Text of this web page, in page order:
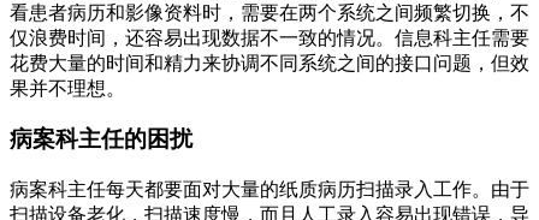
看患者病历和影像资料时，需要在两个系统之间频繁切换，不
仅浪费时间，还容易出现数据不一致的情况。信息科主任需要
花费大量的时间和精力来协调不同系统之间的接口问题，但效
果并不理想。
病案科主任的困扰
病案科主任每天都要面对大量的纸质病历扫描录入工作。由于
扫描设备老化，扫描速度慢，而且人工录入容易出现错误，导